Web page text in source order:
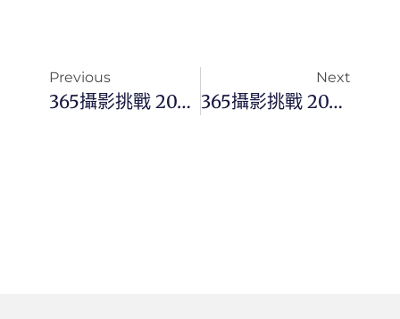
Previous
365攝影挑戰 20250531(六)151/365 Day3420
Next
365攝影挑戰 20250602(一)153/365 Day3422